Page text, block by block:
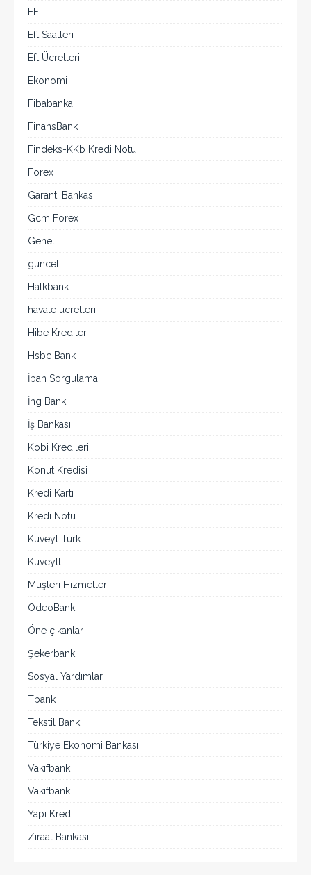
EFT
Eft Saatleri
Eft Ücretleri
Ekonomi
Fibabanka
FinansBank
Findeks-KKb Kredi Notu
Forex
Garanti Bankası
Gcm Forex
Genel
güncel
Halkbank
havale ücretleri
Hibe Krediler
Hsbc Bank
İban Sorgulama
İng Bank
İş Bankası
Kobi Kredileri
Konut Kredisi
Kredi Kartı
Kredi Notu
Kuveyt Türk
Kuveytt
Müşteri Hizmetleri
OdeoBank
Öne çıkanlar
Şekerbank
Sosyal Yardımlar
Tbank
Tekstil Bank
Türkiye Ekonomi Bankası
Vakıfbank
Vakıfbank
Yapı Kredi
Ziraat Bankası